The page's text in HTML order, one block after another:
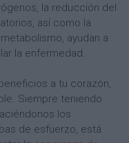
la reducción del
así como la
ayudan a
la enfermedad.
a tu corazón,
Siempre teniendo
los
de esfuerzo, está